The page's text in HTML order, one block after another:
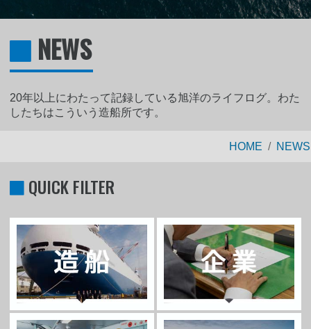
NEWS
20年以上にわたって記録している旭洋のライフログ。わた
したちはこういう造船所です。
HOME NEWS
QUICK FILTER